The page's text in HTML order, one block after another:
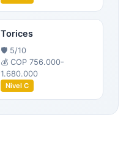
Torices
🛡️ 5/10
💰 COP 756.000-
1.680.000
Nivel C